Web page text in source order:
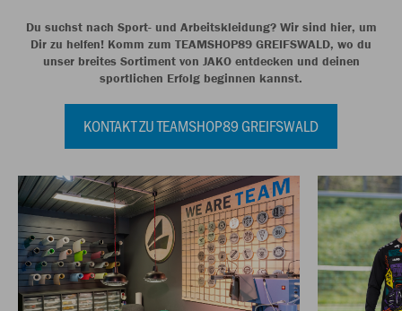
Du suchst nach Sport- und Arbeitskleidung? Wir sind hier, um
Dir zu helfen! Komm zum TEAMSHOP89 GREIFSWALD, wo du
unser breites Sortiment von JAKO entdecken und deinen
sportlichen Erfolg beginnen kannst.
KONTAKT ZU TEAMSHOP89 GREIFSWALD